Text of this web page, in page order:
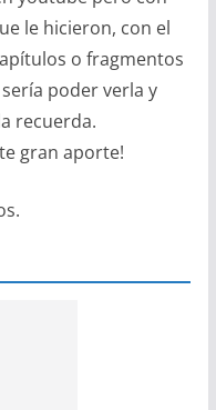
le hicieron, con el
o fragmentos
poder verla y
recuerda.
gran aporte!